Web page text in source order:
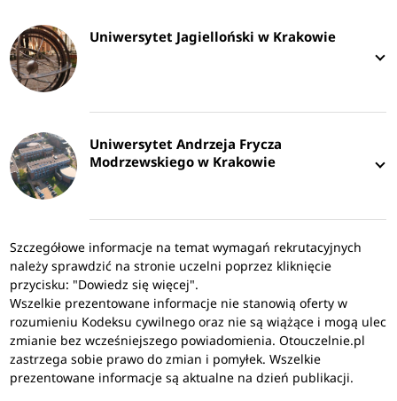
Uniwersytet Jagielloński w Krakowie
Uniwersytet Andrzeja Frycza
Modrzewskiego w Krakowie
Szczegółowe informacje na temat wymagań rekrutacyjnych
należy sprawdzić na stronie uczelni poprzez kliknięcie
przycisku: "Dowiedz się więcej".
Wszelkie prezentowane informacje nie stanowią oferty w
rozumieniu Kodeksu cywilnego oraz nie są wiążące i mogą ulec
zmianie bez wcześniejszego powiadomienia. Otouczelnie.pl
zastrzega sobie prawo do zmian i pomyłek. Wszelkie
prezentowane informacje są aktualne na dzień publikacji.